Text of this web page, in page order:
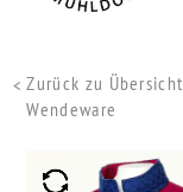
Zurück zu Übersicht
Wendeware